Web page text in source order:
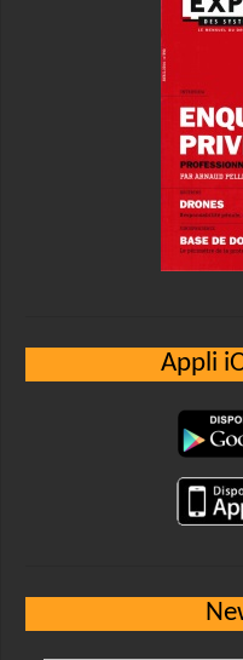
Appli